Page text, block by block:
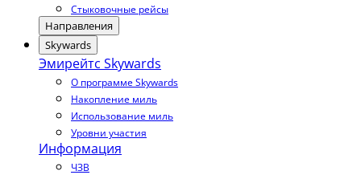
Стыковочные рейсы
Направления
Skywards
Эмирейтс Skywards
О программе Skywards
Накопление миль
Использование миль
Уровни участия
Информация
ЧЗВ